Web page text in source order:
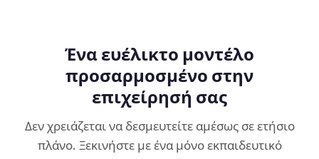
Ένα ευέλικτο μοντέλο
προσαρμοσμένο στην
επιχείρησή σας
Δεν χρειάζεται να δεσμευτείτε αμέσως σε ετήσιο
πλάνο. Ξεκινήστε με ένα μόνο εκπαιδευτικό